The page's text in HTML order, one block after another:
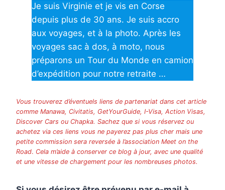
Je suis Virginie et je vis en Corse
depuis plus de 30 ans. Je suis accro
aux voyages, et à la photo. Après les
voyages sac à dos, à moto, nous
préparons un Tour du Monde en camion
d’expédition pour notre retraite …
Vous trouverez d’éventuels liens de partenariat dans cet article
comme Manawa, Civitatis, GetYourGuide, I-Visa, Action Visas,
Discover Cars ou Chapka. Sachez que si vous réservez ou
achetez via ces liens vous ne payerez pas plus cher mais une
petite commission sera reversée à l’association Meet on the
Road. Cela m’aide à conserver ce blog à jour, avec une qualité
et une vitesse de chargement pour les nombreuses photos.